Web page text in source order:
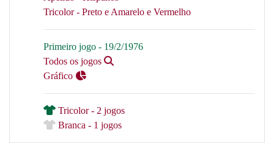
Tricolor - Preto e Amarelo e Vermelho
Primeiro jogo - 19/2/1976
Todos os jogos
Gráfico
Tricolor - 2 jogos
Branca - 1 jogos